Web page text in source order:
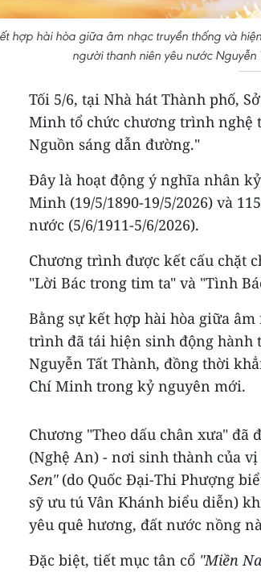
hợp hài hòa giữa âm nhạc truyền thống và
người thanh niên yêu nước Nguyễn
Tối 5/6, tại Nhà hát Thành phố,
Minh tổ chức chương trình nghệ
Nguồn sáng dẫn đường."
Đây là hoạt động ý nghĩa nhân
Minh (19/5/1890-19/5/2026) và
nước (5/6/1911-5/6/2026).
Chương trình được kết cấu chặt
"Lời Bác trong tim ta" và "Tình
Bằng sự kết hợp hài hòa giữa
trình đã tái hiện sinh động
Nguyễn Tất Thành, đồng thời
Chí Minh trong kỷ nguyên mới.
Chương "Theo dấu chân xưa"
(Nghệ An) - nơi sinh thành của
Sen"(do Quốc Đại-Thi Phượng
sỹ ưu tú Vân Khánh biểu diễn)
yêu quê hương, đất nước nồng
Đặc biệt, tiết mục tân cổ "Miền